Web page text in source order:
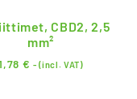
CBD2, 2,5
mm²
€ - (incl. VAT)